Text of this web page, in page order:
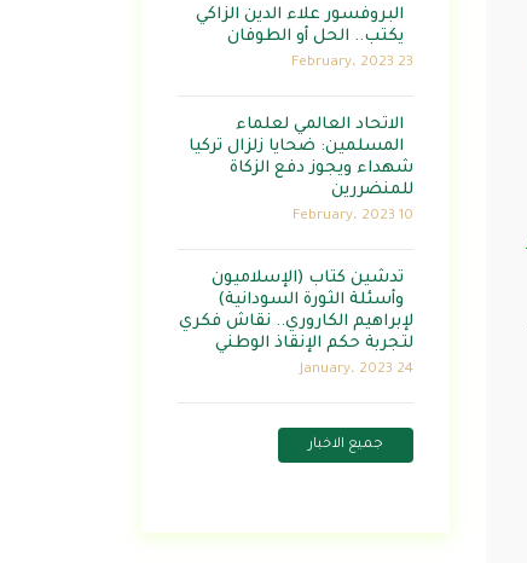
البروفسور علاء الدين الزاكي
يكتب.. الحل أو الطوفان
23 February، 2023
الاتحاد العالمي لعلماء
المسلمين: ضحايا زلزال تركيا
شهداء ويجوز دفع الزكاة
للمنضررين
10 February، 2023
تدشين كتاب (الإسلاميون
وأسئلة الثورة السودانية)
لإبراهيم الكاروري.. نقاش فكري
لتجربة حكم الإنقاذ الوطني
24 January، 2023
جميع الاخبار